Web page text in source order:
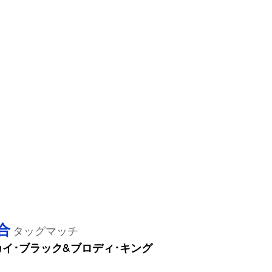
タッグマッチ
･ブラック&ブロディ･キング